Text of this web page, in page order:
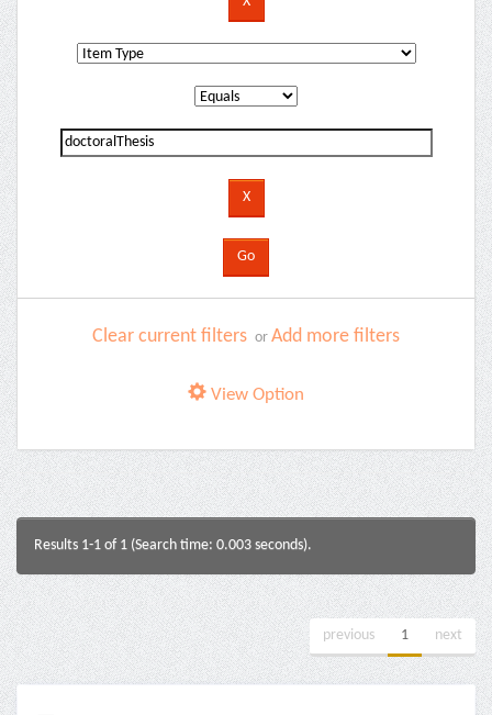
Clear current filters or Add more filters
View Option
Results 1-1 of 1 (Search time: 0.003 seconds).
previous 1 next